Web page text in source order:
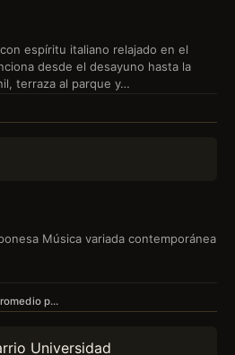
espíritu italiano relajado en el
desde el desayuno hasta la
terraza al parque y…
Música variada contemporánea
p…